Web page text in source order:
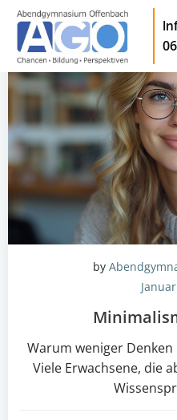
by
Warum weniger
Viele Erwachsene, die